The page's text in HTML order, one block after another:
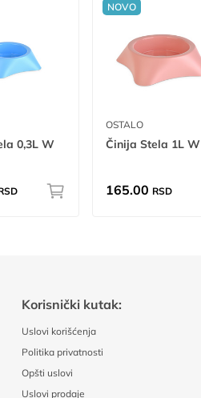
0,3L W
NOVO
OSTALO
Činija Stela 1L W
165.00 RSD
Korisnički kutak:
Uslovi korišćenja
Politika privatnosti
Opšti uslovi
Uslovi prodaje